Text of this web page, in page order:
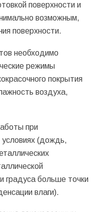
поверхности и
возможным,
поверхности.
необходимо
режимы
покрытия
воздуха,
при
условиях (дождь,
градуса больше точки
влаги).